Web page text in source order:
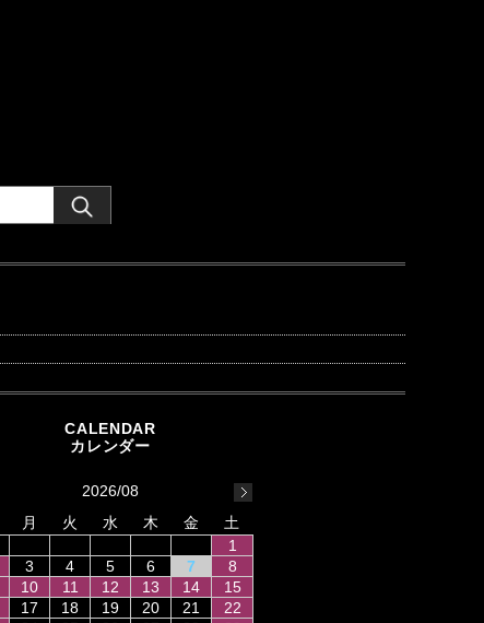
2026/08
月 火 水 木 金
土
1
3 4 5 6 7
8
10 11 12 13 14
15
17 18 19 20 21
22